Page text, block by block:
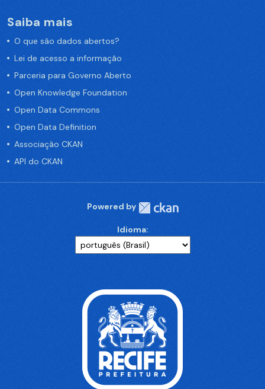
Saiba mais
O que são dados abertos?
Lei de acesso a informação
Parceria para Governo Aberto
Open Knowledge Foundation
Open Data Commons
Open Data Definition
Associação CKAN
API do CKAN
Powered by
Idioma